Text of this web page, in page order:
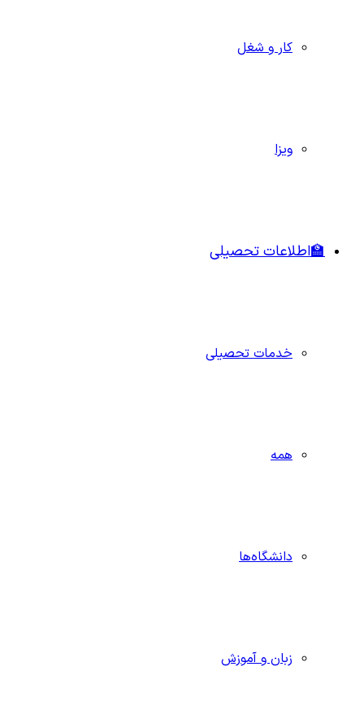
کار و شغل
ویزا
🏫اطلاعات تحصیلی
خدمات تحصیلی
همه
دانشگاه‌ها
زبان و آموزش